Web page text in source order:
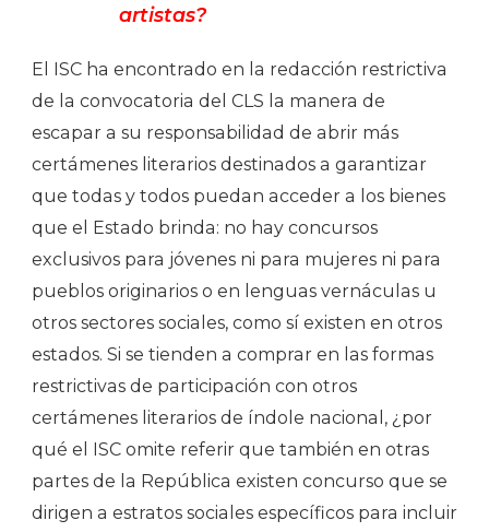
artistas?
El ISC ha encontrado en la redacción restrictiva
de la convocatoria del CLS la manera de
escapar a su responsabilidad de abrir más
certámenes literarios destinados a garantizar
que todas y todos puedan acceder a los bienes
que el Estado brinda: no hay concursos
exclusivos para jóvenes ni para mujeres ni para
pueblos originarios o en lenguas vernáculas u
otros sectores sociales, como sí existen en otros
estados. Si se tienden a comprar en las formas
restrictivas de participación con otros
certámenes literarios de índole nacional, ¿por
qué el ISC omite referir que también en otras
partes de la República existen concurso que se
dirigen a estratos sociales específicos para incluir